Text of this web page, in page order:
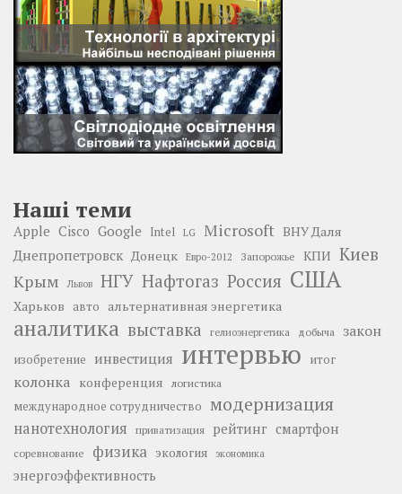
Наші теми
Apple Cisco Google Intel LG Microsoft ВНУ Даля
Днепропетровск Донецк Евро-2012 Запорожье КПИ Киев
Крым Львов НГУ Нафтогаз Россия США
Харьков авто альтернативная энергетика
аналитика выставка гелиоэнергетика добыча закон
изобретение инвестиция интервью итог
колонка конференция логистика
международное сотрудничество модернизация
нанотехнология приватизация рейтинг смартфон
соревнование физика экология экономика
энергоэффективность